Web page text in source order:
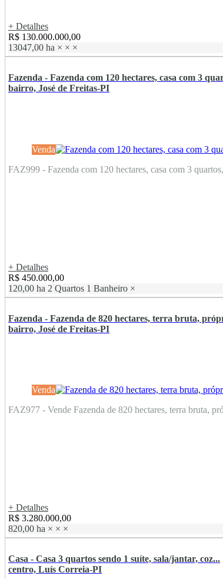
+ Detalhes
R$ 130.000.000,00
13047,00 ha × × ×
Fazenda - Fazenda com 120 hectares, casa com 3
bairro, José de Freitas-PI
Venda
FAZ999 - Fazenda com 120 hectares, casa com 3
+ Detalhes
R$ 450.000,00
120,00 ha 2 Quartos 1 Banheiro ×
Fazenda - Fazenda de 820 hectares, terra bruta,
bairro, José de Freitas-PI
Venda
FAZ977 - Vende Fazenda de 820 hectares, terra bruta,
+ Detalhes
R$ 3.280.000,00
820,00 ha × × ×
Casa - Casa 3 quartos sendo 1 suíte, sala/jantar, coz...
centro, Luís Correia-PI